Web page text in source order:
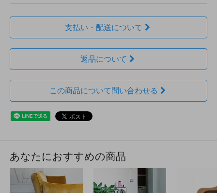
支払い・配送について
返品について
この商品について問い合わせる
あなたにおすすめの商品